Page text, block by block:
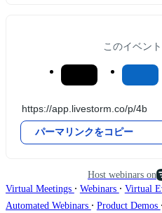
このイベン
パーマリンクをコピー
Host webinars on
Virtual Meetings ∙ Webinars ∙ Virtual
Automated Webinars ∙ Product Demos ∙